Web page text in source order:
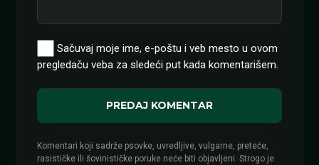
Sačuvaj moje ime, e-poštu i veb mesto u ovom
pregledaču veba za sledeći put kada komentarišem.
Komentari koji sadrže psovke, uvredljive, vulgarne, preteće,
rasističke ili šovinističke poruke neće biti objavljeni. Strogo je